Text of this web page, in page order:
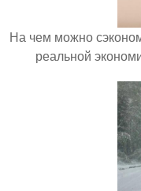
На чем можно
реальной